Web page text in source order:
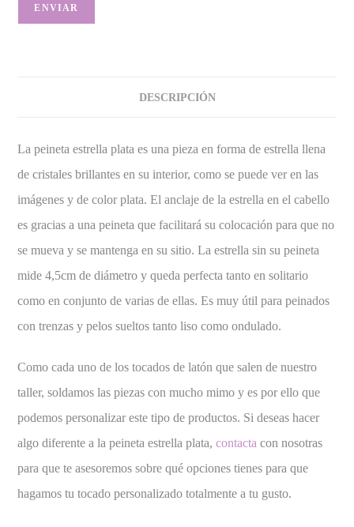
DESCRIPCIÓN
La peineta estrella plata es una pieza en forma de estrella llena
de cristales brillantes en su interior, como se puede ver en las
imágenes y de color plata. El anclaje de la estrella en el cabello
es gracias a una peineta que facilitará su colocación para que no
se mueva y se mantenga en su sitio. La estrella sin su peineta
mide 4,5cm de diámetro y queda perfecta tanto en solitario
como en conjunto de varias de ellas. Es muy útil para peinados
con trenzas y pelos sueltos tanto liso como ondulado.
Como cada uno de los tocados de latón que salen de nuestro
taller, soldamos las piezas con mucho mimo y es por ello que
podemos personalizar este tipo de productos. Si deseas hacer
algo diferente a la peineta estrella plata,contacta con nosotras
para que te asesoremos sobre qué opciones tienes para que
hagamos tu tocado personalizado totalmente a tu gusto.